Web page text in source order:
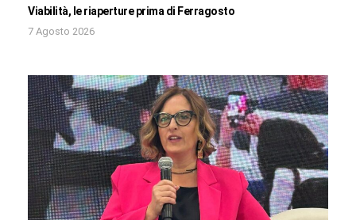
Viabilità, le riaperture prima di Ferragosto
7 Agosto 2026